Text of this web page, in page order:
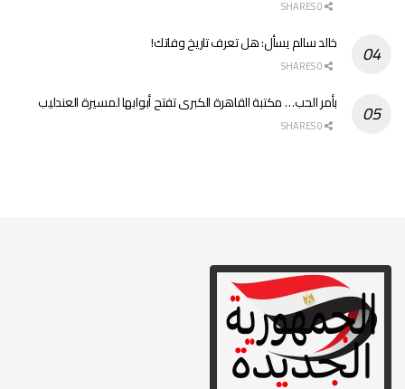
خالد سالم يسأل: هل تعرف تاريخ وفاتك!
بأمر الحب… مكتبة القاهرة الكبرى تفتح أبوابها لمسيرة العندليب